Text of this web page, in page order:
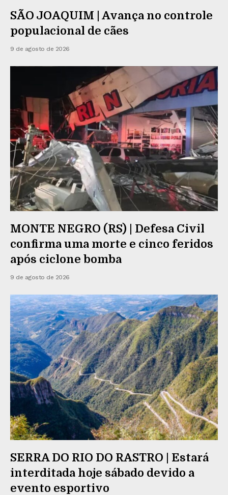
SÃO JOAQUIM | Avança no controle
populacional de cães
9 de agosto de 2026
MONTE NEGRO (RS) | Defesa Civil
confirma uma morte e cinco feridos
após ciclone bomba
9 de agosto de 2026
SERRA DO RIO DO RASTRO | Estará
interditada hoje sábado devido a
evento esportivo